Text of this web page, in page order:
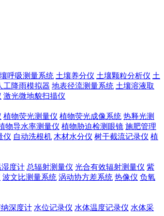
呼吸测量系统 土壤养分仪 土壤颗粒分析仪 土
工降雨模拟器 地表径流测量系统 土壤溶液取
激光微地貌扫描仪
植物荧光测量仪 植物荧光成像系统 热释光测
物导水率测量仪 植物胁迫检测眼镜 施肥管理
仪 自动洗根机 木材水分仪 树干截流记录仪 植
度计 总辐射测量仪 光合有效辐射测量仪 紫
波文比测量系统 涡动协方差系统 热像仪 负氧
深度计 水位记录仪 水体温度记录仪 水体采